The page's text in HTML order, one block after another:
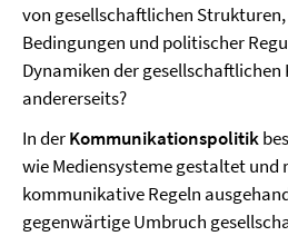
von gesellschaftlichen
Bedingungen und politischer
Dynamiken der
andererseits?
In derKommunikationspolitik
wie Mediensysteme gestaltet
kommunikative Regeln
gegenwärtige Umbruch